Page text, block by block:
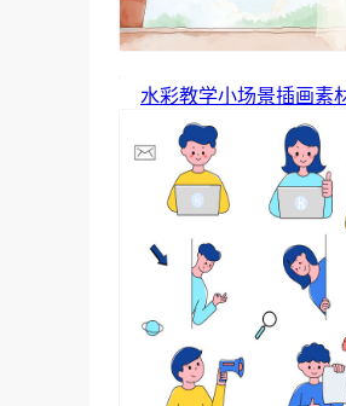
水彩教学小场景插画素